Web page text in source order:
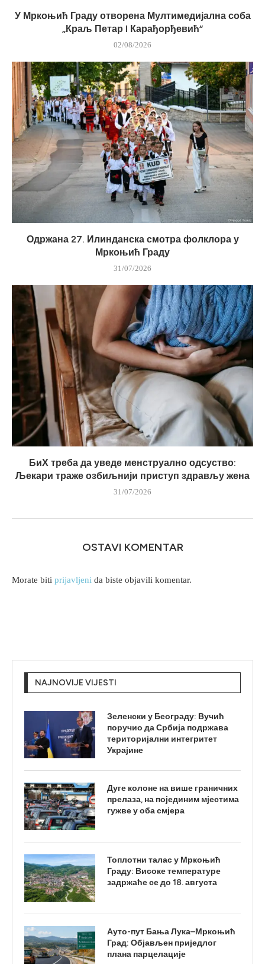
У Мркоњић Граду отворена Мултимедијална соба
„Краљ Петар I Карађорђевић“
02/08/2026
Одржана 27. Илинданска смотра фолклора у
Мркоњић Граду
31/07/2026
БиХ треба да уведе менструално одсуство:
Љекари траже озбиљнији приступ здрављу жена
31/07/2026
OSTAVI KOMENTAR
Morate biti prijavljeni da biste objavili komentar.
NAJNOVIJE VIJESTI
Зеленски у Београду: Вучић
поручио да Србија подржава
територијални интегритет
Украјине
Дуге колоне на више граничних
прелаза, на појединим мјестима
гужве у оба смјера
Топлотни талас у Мркоњић
Граду: Високе температуре
задржаће се до 18. августа
Ауто-пут Бања Лука–Мркоњић
Град: Објављен приједлог
плана парцелације